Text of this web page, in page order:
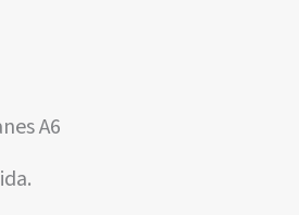
A6